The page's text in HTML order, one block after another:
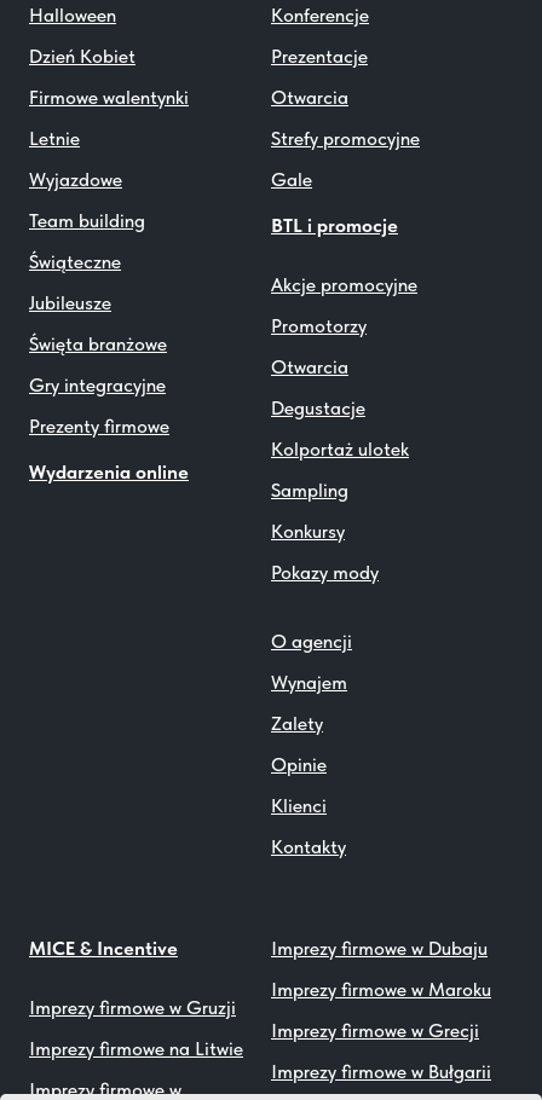
Halloween
Dzień Kobiet
Firmowe walentynki
Letnie
Wyjazdowe
Team building
Świąteczne
Jubileusze
Święta branżowe
Gry integracyjne
Prezenty firmowe
Wydarzenia online
Konferencje
Prezentacje
Otwarcia
Strefy promocyjne
Gale
BTL i promocje
Akcje promocyjne
Promotorzy
Otwarcia
Degustacje
Kolportaż ulotek
Sampling
Konkursy
Pokazy mody
O agencji
Wynajem
Zalety
Opinie
Klienci
Kontakty
MICE & Incentive
Imprezy firmowe w Gruzji
Imprezy firmowe na Litwie
Imprezy firmowe w Dubaju
Imprezy firmowe w Maroku
Imprezy firmowe w Grecji
Imprezy firmowe w Bułgarii